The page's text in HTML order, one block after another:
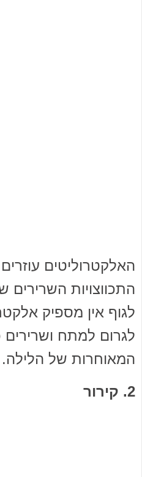
האלקטרוליטים
התכווצויות
לגוף אין מספיק
לגרום למתח
המאוחרות של הלילה.
2. קירור